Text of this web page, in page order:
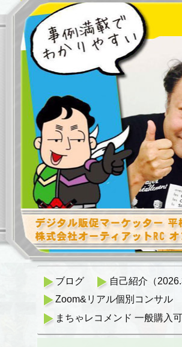
ブログ 自己紹介（
Zoom&リアル個別コンサル
まちゃレコメンド 一般購入